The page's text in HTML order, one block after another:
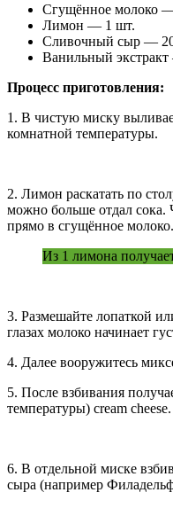
Сгущённое молоко
Лимон — 1 шт.
Сливочный сыр —
Ванильный
Процесс приготовления:
1. В чистую миску
комнатной температуры.
2. Лимон раскатать по
можно больше отдал сока.
прямо в сгущённое молоко.
Из 1 лимона
3. Размешайте лопаткой
глазах молоко начинает
4. Далее вооружитесь
5. После взбивания
температуры) cream cheese.
6. В отдельной миске
сыра (например